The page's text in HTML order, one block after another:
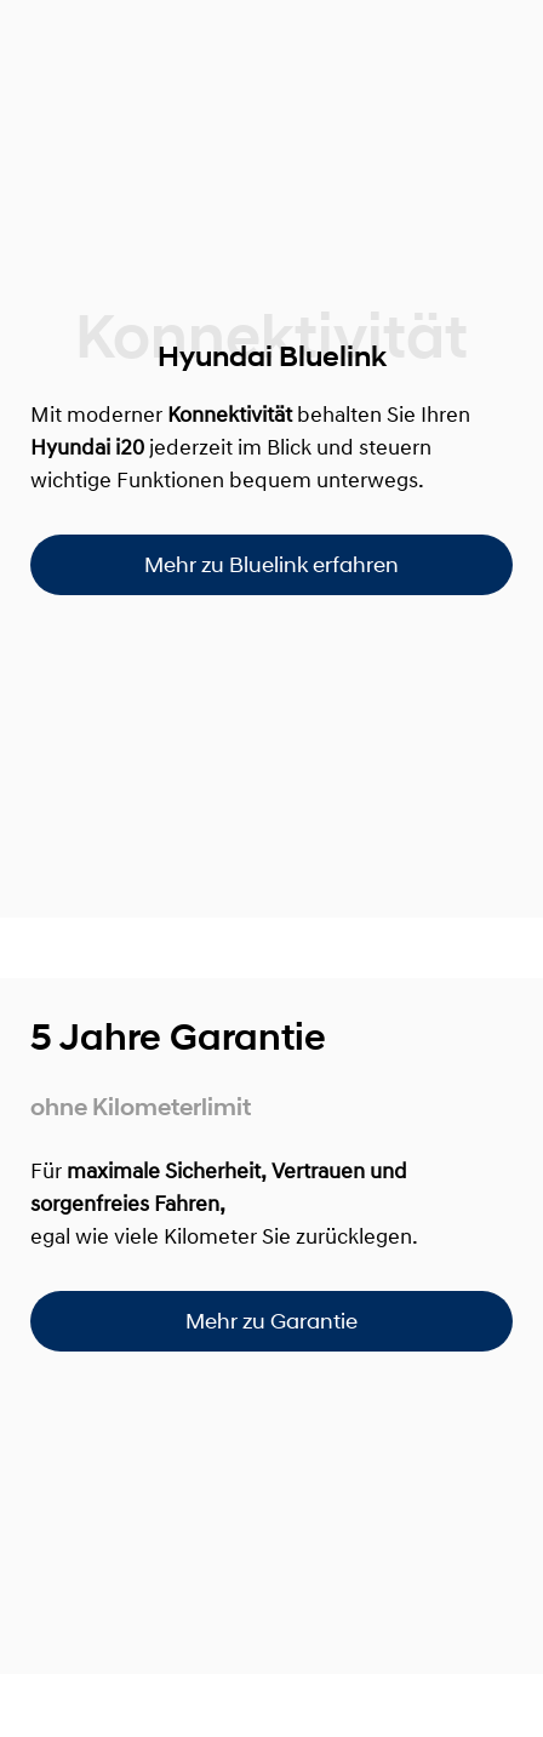
Hyundai Bluelink
Mit moderner Konnektivitätbehalten Sie Ihren
Hyundai i20 jederzeit im Blick und steuern
wichtige Funktionen bequem unterwegs.
Mehr zu Bluelink erfahren
5 Jahre Garantie
ohne Kilometerlimit
Für maximale Sicherheit, Vertrauen und
sorgenfreies Fahren,
egal wie viele Kilometer Sie zurücklegen.
Mehr zu Garantie